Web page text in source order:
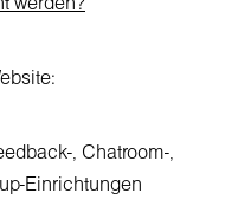
werden?
, Chatroom-,
Einrichtungen